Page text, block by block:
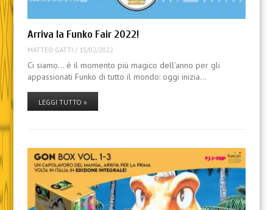
Arriva la Funko Fair 2022!
MATTEO GATTI / 15/02/2022
Ci siamo… è il momento più magico dell’anno per gli
appassionati Funko di tutto il mondo: oggi inizia…
LEGGI TUTTO »